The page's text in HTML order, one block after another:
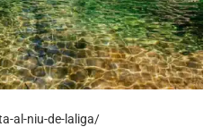
al-niu-de-laliga/